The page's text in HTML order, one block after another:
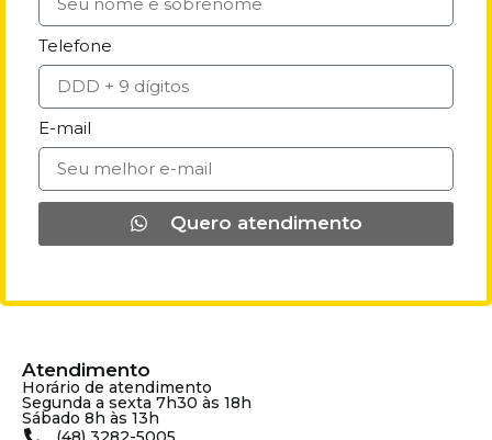
Telefone
E-mail
Quero atendimento
Atendimento
Horário de atendimento
Segunda a sexta 7h30 às 18h
Sábado 8h às 13h